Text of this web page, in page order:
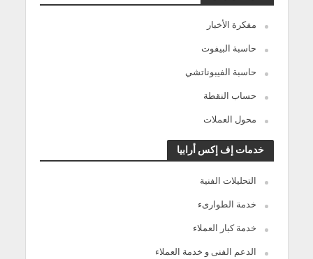
مفكرة الأخبار
حاسبة البيفوت
حاسبة الفيبوناتشي
حساب النقطة
محول العملات
خدمات إف إكس أرابيا
التحليلات الفنية
خدمة الطوارىء
خدمة كبار العملاء
الدعم الفنى و خدمة العملاء